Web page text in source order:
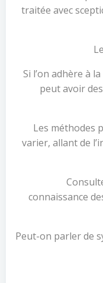
traitée avec
Si l’on adhère à
peut avoir
Les méthodes
varier, allant de
connaissance
Peut-on parler de